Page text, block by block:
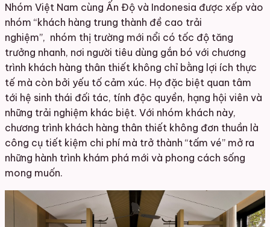
Nhóm Việt Nam cùng Ấn Độ và Indonesia được xếp vào
nhóm “khách hàng trung thành đề cao trải
nghiệm”, nhóm thị trường mới nổi có tốc độ tăng
trưởng nhanh, nơi người tiêu dùng gắn bó với chương
trình khách hàng thân thiết không chỉ bằng lợi ích thực
tế mà còn bởi yếu tố cảm xúc. Họ đặc biệt quan tâm
tới hệ sinh thái đối tác, tính độc quyền, hạng hội viên và
những trải nghiệm khác biệt. Với nhóm khách này,
chương trình khách hàng thân thiết không đơn thuần là
công cụ tiết kiệm chi phí mà trở thành “tấm vé” mở ra
những hành trình khám phá mới và phong cách sống
mong muốn.